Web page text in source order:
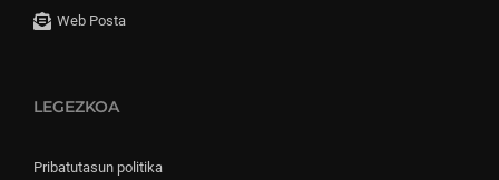
Web Posta
LEGEZKOA
Pribatutasun politika